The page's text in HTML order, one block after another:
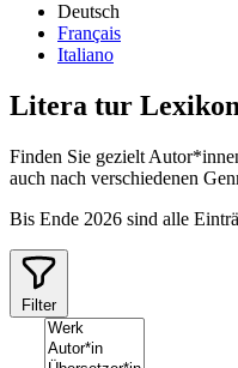
Deutsch
Français
Italiano
Litera tur Lexikon
Finden Sie gezielt
auch nach verschiedenen
Bis Ende 2026 sind alle
Filter